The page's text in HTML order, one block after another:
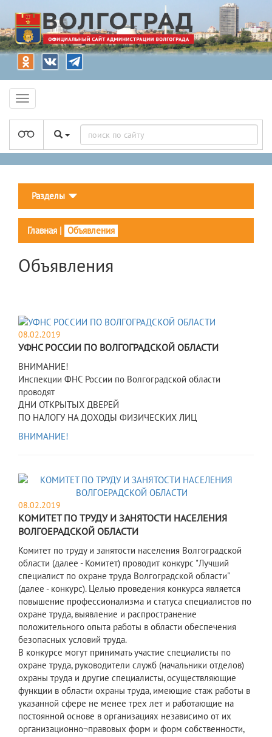
Разделы
Главная | Объявления
Объявления
08.02.2019
УФНС РОССИИ ПО ВОЛГОГРАДСКОЙ ОБЛАСТИ
ВНИМАНИЕ!
Инспекции ФНС России по Волгоградской области
проводят
ДНИ ОТКРЫТЫХ ДВЕРЕЙ
ПО НАЛОГУ НА ДОХОДЫ ФИЗИЧЕСКИХ ЛИЦ
ВНИМАНИЕ!
08.02.2019
КОМИТЕТ ПО ТРУДУ И ЗАНЯТОСТИ НАСЕЛЕНИЯ
ВОЛГОЕРАДСКОЙ ОБЛАСТИ
Комитет по труду и занятости населения Волгоградской
области (далее - Комитет) проводит конкурс "Лучший
специалист по охране труда Волгоградской области"
(далее - конкурс). Целью проведения конкурса является
повышение профессионализма и статуса специалистов по
охране труда, выявление и распространение
положительного опыта работы в области обеспечения
безопасных условий труда.
В конкурсе могут принимать участие специалисты по
охране труда, руководители служб (начальники отделов)
охраны труда и другие специалисты, осуществляющие
функции в области охраны труда, имеющие стаж работы в
указанной сфере не менее трех лет и работающие на
постоянной основе в организациях независимо от их
организационно¬правовых форм и форм собственности,